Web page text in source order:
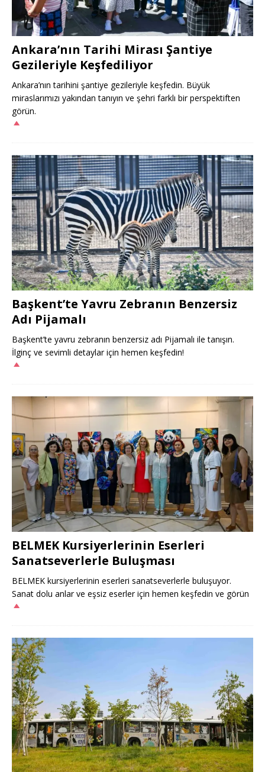
Ankara’nın Tarihi Mirası Şantiye
Gezileriyle Keşfediliyor
Ankara’nın tarihini şantiye gezileriyle keşfedin. Büyük
miraslarımızı yakından tanıyın ve şehri farklı bir perspektiften
görün.
Başkent’te Yavru Zebranın Benzersiz
Adı Pijamalı
Başkent’te yavru zebranın benzersiz adı Pijamalı ile tanışın.
İlginç ve sevimli detaylar için hemen keşfedin!
BELMEK Kursiyerlerinin Eserleri
Sanatseverlerle Buluşması
BELMEK kursiyerlerinin eserleri sanatseverlerle buluşuyor.
Sanat dolu anlar ve eşsiz eserler için hemen keşfedin ve görün